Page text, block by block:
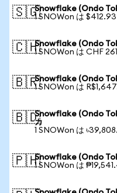
🇸🇬Snowflake (Ondo
1 SNOWon は
🇨🇭Snowflake (Ondo
1 SNOWon は CHF
🇧🇷Snowflake (Ondo
1 SNOWon は
🇧🇩Snowflake (Ondo
カ
1 SNOWon は
🇵🇭Snowflake (Ondo
1 SNOWon は